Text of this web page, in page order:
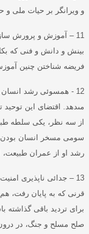
و ویرانگر بر حیات ملی و
11 – آموزش و پرورش
بینش و دانش و فنی که
فریضه شناختن چنین
12 -
همسوئى رشد انسان
مى‏دهد
اقتضاى اين
از سه نظر، يكى سلطه
سومى مسخر انسان بودن
رشد او از عمران
13 – جدائی ناپذیری
قرنى كه به پايان رفت، هم
براى ترديد باقى گذاشته
صلح مسلح و جنگ، در درون